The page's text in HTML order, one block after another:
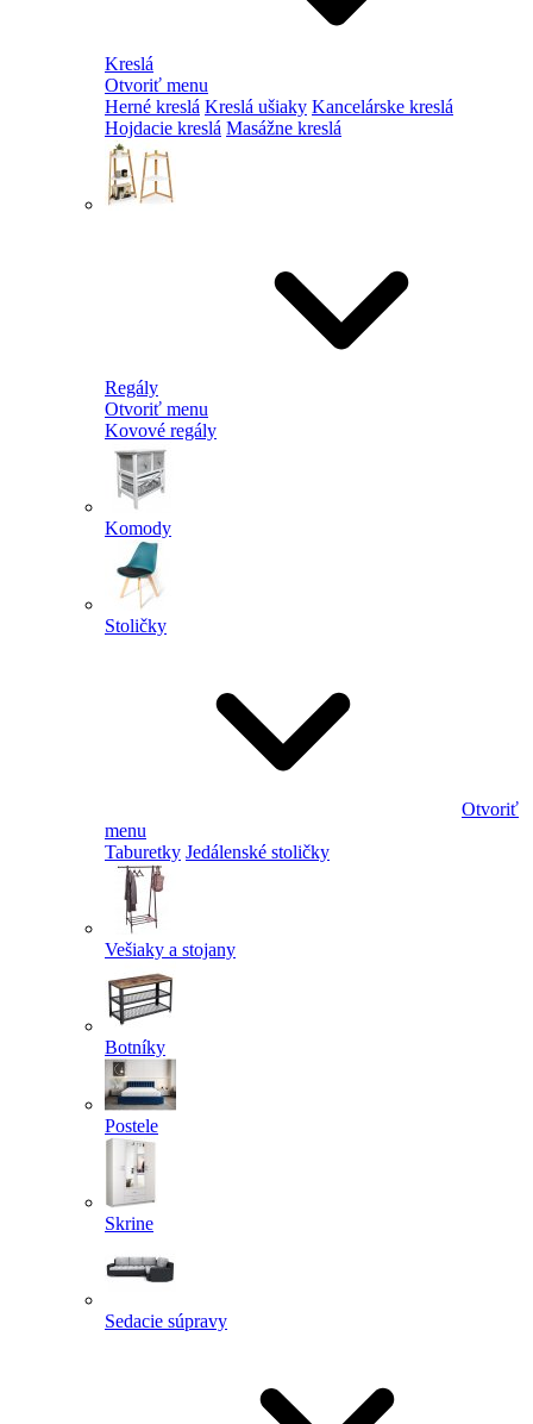
Kreslá
Otvoriť menu
Herné kreslá Kreslá ušiaky Kancelárske kreslá
Hojdacie kreslá Masážne kreslá
Regály
Otvoriť menu
Kovové regály
Komody
Stoličky
Otvoriť
menu
Taburetky Jedálenské stoličky
Vešiaky a stojany
Botníky
Postele
Skrine
Sedacie súpravy